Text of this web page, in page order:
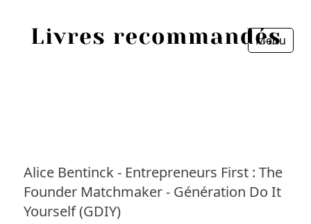
Menu
Alice Bentinck - Entrepreneurs First : The
Founder Matchmaker - Génération Do It
Yourself (GDIY)
Personnes
Fermer